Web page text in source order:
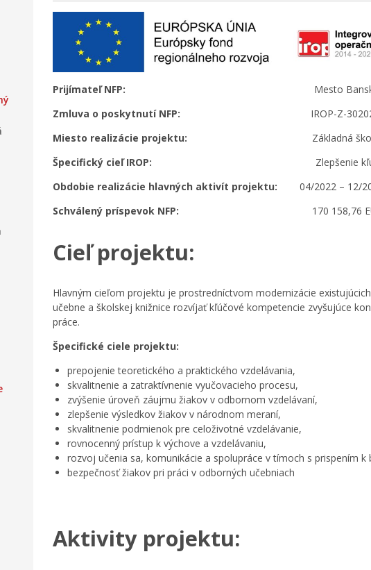
Prijímateľ NFP: Mesto
Zmluva o poskytnutí NFP: IROP-Z-
Miesto realizácie projektu: Základná
Špecifický cieľ IROP: Zlepšenie kľúčových
Obdobie realizácie hlavných aktivít projektu: 04/2022 – 12/
Schválený príspevok NFP: 170 158,76
Cieľ projektu:
Hlavným cieľom projektu je prostredníctvom modernizácie
učebne a školskej knižnice rozvíjať kľúčové kompetencie zvyšujúce
práce.
Špecifické ciele projektu:
prepojenie teoretického a praktického vzdelávania,
skvalitnenie a zatraktívnenie vyučovacieho procesu,
zvýšenie úroveň záujmu žiakov v odbornom vzdelávaní,
zlepšenie výsledkov žiakov v národnom meraní,
skvalitnenie podmienok pre celoživotné vzdelávanie,
rovnocenný prístup k výchove a vzdelávaniu,
rozvoj učenia sa, komunikácie a spolupráce v tímoch s prispením
bezpečnosť žiakov pri práci v odborných učebniach
Aktivity projektu: